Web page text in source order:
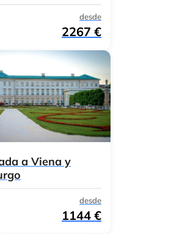
desde
2267 €
a Viena y
desde
1144 €